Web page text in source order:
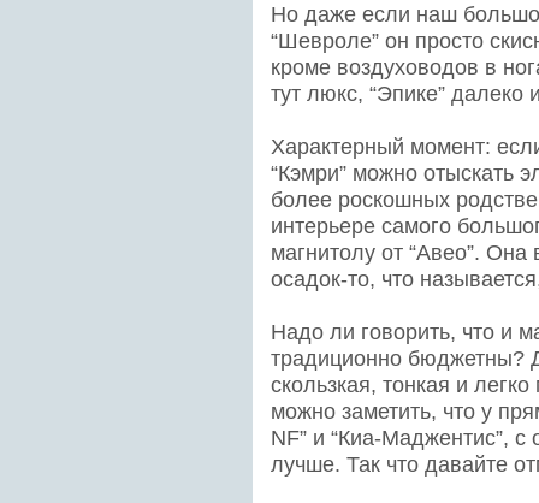
Но даже если наш
“Шевроле” он просто
кроме воздуховодов в
тут люкс, “Эпике” далеко
Характерный момент:
“Кэмри” можно отыскать
более роскошных
интерьере самого
магнитолу от “Авео”.
осадок-то, что
Надо ли говорить, что и
традиционно бюджетны?
скользкая, тонкая и
можно заметить, что у
NF” и “Киа-Маджентис”, с
лучше. Так что давайте